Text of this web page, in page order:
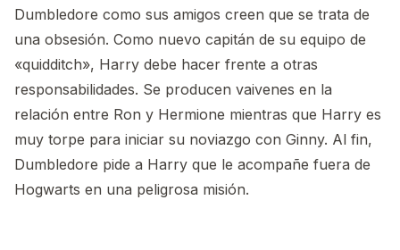
Dumbledore como sus amigos creen que se trata de
una obsesión. Como nuevo capitán de su equipo de
«quidditch», Harry debe hacer frente a otras
responsabilidades. Se producen vaivenes en la
relación entre Ron y Hermione mientras que Harry es
muy torpe para iniciar su noviazgo con Ginny. Al fin,
Dumbledore pide a Harry que le acompañe fuera de
Hogwarts en una peligrosa misión.